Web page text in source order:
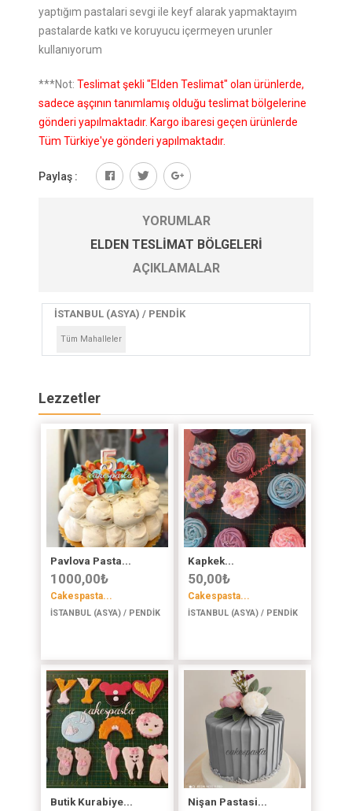
yaptığım pastalari sevgi ile keyf alarak yapmaktayım
pastalarde katkı ve koruyucu içermeyen urunler
kullanıyorum
***Not: Teslimat şekli "Elden Teslimat" olan ürünlerde,
sadece aşçının tanımlamış olduğu teslimat bölgelerine
gönderi yapılmaktadır. Kargo ibaresi geçen ürünlerde
Tüm Türkiye'ye gönderi yapılmaktadır.
Paylaş :
YORUMLAR
ELDEN TESLIMAT BÖLGELERI
AÇIKLAMALAR
İSTANBUL (ASYA) / PENDİK
Tüm Mahalleler
Lezzetler
Pavlova Pasta...
1000,00₺
Cakespasta...
İSTANBUL (ASYA) / PENDİK
Kapkek...
50,00₺
Cakespasta...
İSTANBUL (ASYA) / PENDİK
Butik Kurabiye... Nişan Pastasi...